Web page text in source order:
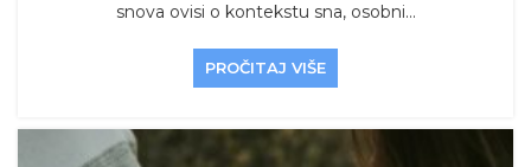
snova ovisi o kontekstu sna, osobni...
PROČITAJ VIŠE